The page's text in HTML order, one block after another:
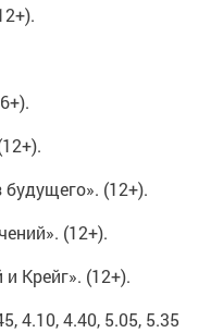
(12+).
(12+).
Крейг». (12+).
4.10, 4.40, 5.05, 5.35